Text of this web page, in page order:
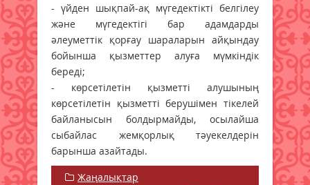
- үйден шықпай-ақ мүгедектікті белгілеу
және мүгедектігі бар адамдарды
әлеуметтік қорғау шараларын айқындау
бойынша қызметтер алуға мүмкіндік
береді;
- көрсетілетін қызметті алушының
көрсетілетін қызметті берушімен тікелей
байланысын болдырмайды, осылайша
сыбайлас жемқорлық тәуекелдерін
барынша азайтады.
Жаңалықтар